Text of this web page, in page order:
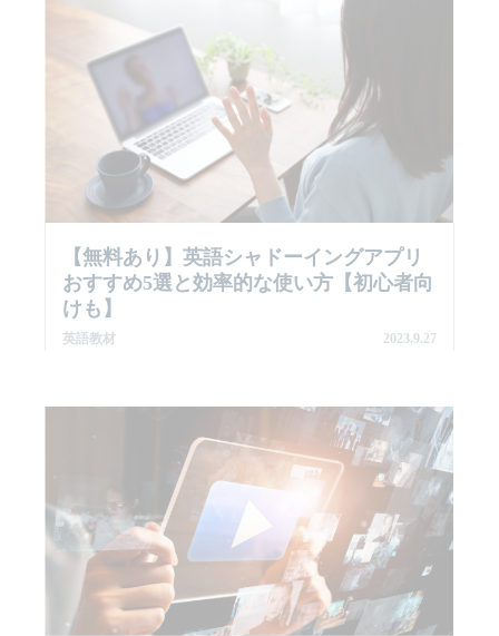
【無料あり】英語シャドーイングアプリ
おすすめ5選と効率的な使い方【初心者向
けも】
英語教材 2023.9.27